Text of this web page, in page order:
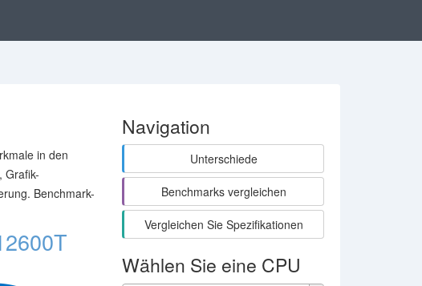
in den
Grafik-
Benchmark-
Navigation
Unterschiede
Benchmarks vergleichen
Vergleichen Sie Spezifikationen
Wählen Sie eine CPU